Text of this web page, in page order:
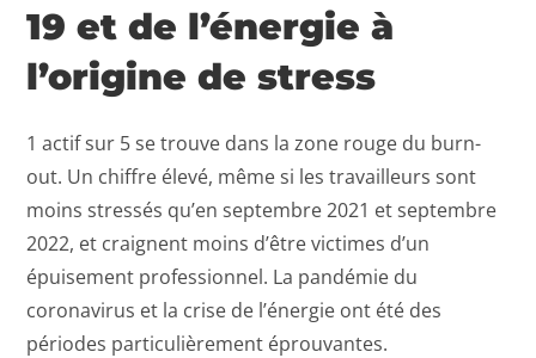
19 et de l’énergie à
l’origine de stress
1 actif sur 5 se trouve dans la zone rouge du burn-
out. Un chiffre élevé, même si les travailleurs sont
moins stressés qu’en septembre 2021 et septembre
2022, et craignent moins d’être victimes d’un
épuisement professionnel. La pandémie du
coronavirus et la crise de l’énergie ont été des
périodes particulièrement éprouvantes.